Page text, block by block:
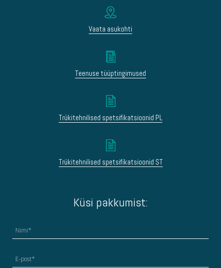
Vaata asukohti
Teenuse tüüptingimused
Trükitehnilised spetsifikatsioonid PL
Trükitehnilised spetsifikatsioonid ST
Küsi pakkumist: